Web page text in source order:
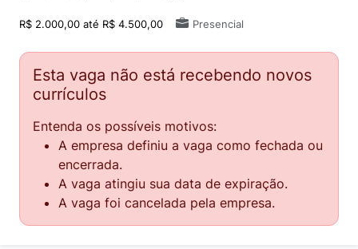
R$ 2.000,00 até R$ 4.500,00 Presencial
Esta vaga não está recebendo novos
currículos
Entenda os possíveis motivos:
A empresa definiu a vaga como fechada ou
encerrada.
A vaga atingiu sua data de expiração.
A vaga foi cancelada pela empresa.